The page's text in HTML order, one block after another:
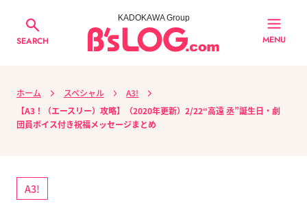
SEARCH
KADOKAWA Group
MENU
ホーム スペシャル
A3!
【A3！（エースリー）攻略】（2020年更新）2/22“高遠 丞”誕生日・劇
団員ボイス付き祝福メッセージまとめ
A3!